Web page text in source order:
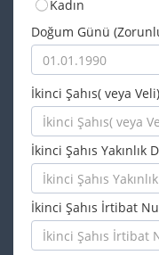
Kadın
Doğum Günü
İkinci Şahıs( veya
İkinci Şahıs
İkinci Şahıs İrtibat